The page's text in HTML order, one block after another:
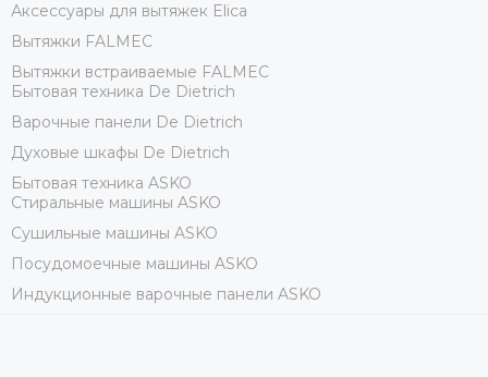
Аксессуары для вытяжек Elica
Вытяжки FALMEC
Вытяжки встраиваемые FALMEC
Бытовая техника De Dietrich
Варочные панели De Dietrich
Духовые шкафы De Dietrich
Бытовая техника ASKO
Стиральные машины ASKO
Сушильные машины ASKO
Посудомоечные машины ASKO
Индукционные варочные панели ASKO